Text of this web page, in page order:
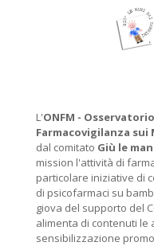
L'ONFM -
Farmacovigilanza sui
dal comitato Giù le
mission l'attività di
particolare iniziative di
di psicofarmaci su
giova del supporto del
alimenta di contenuti le
sensibilizzazione